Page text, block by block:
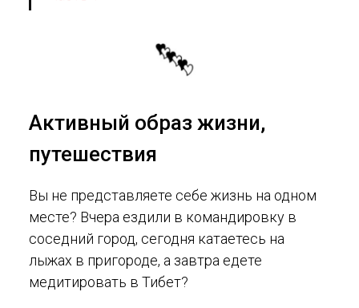
Активный образ жизни,
путешествия
Вы не представляете себе жизнь на одном
месте? Вчера ездили в командировку в
соседний город, сегодня катаетесь на
лыжах в пригороде, а завтра едете
медитировать в Тибет?